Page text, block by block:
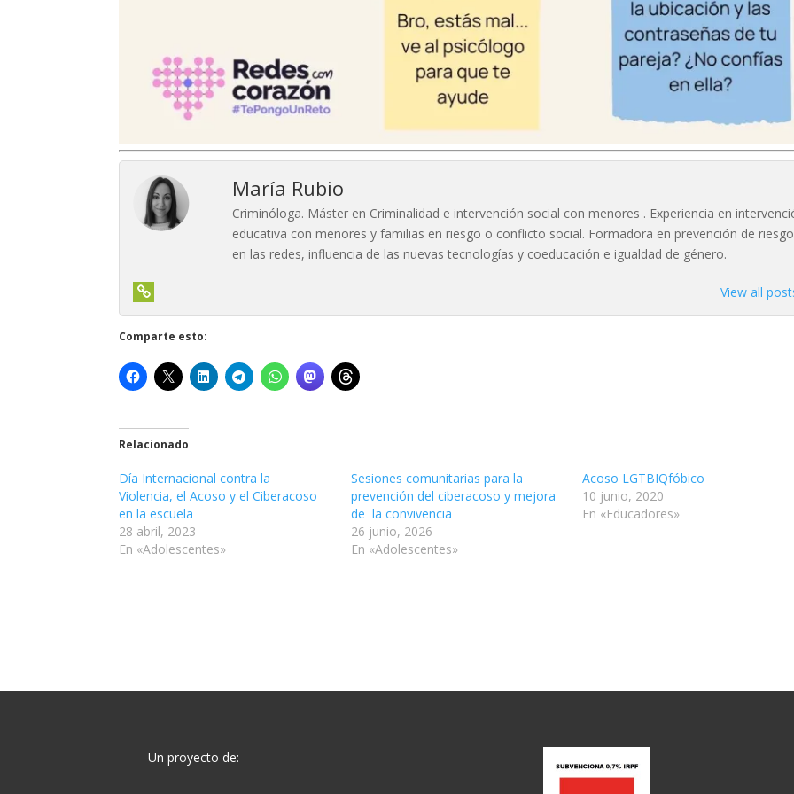
María Rubio
Criminóloga. Máster en Criminalidad e intervención social con menores . Experiencia en
educativa con menores y familias en riesgo o conflicto social. Formadora en prevención de
en las redes, influencia de las nuevas tecnologías y coeducación e igualdad de género.
View all
Comparte esto:
Relacionado
Día Internacional contra la
Violencia, el Acoso y el Ciberacoso
en la escuela
28 abril, 2023
En «Adolescentes»
Sesiones comunitarias para la
prevención del ciberacoso y mejora
de la convivencia
26 junio, 2026
En «Adolescentes»
Acoso LGTBIQfóbico
10 junio, 2020
En «Educadores»
Un proyecto de: